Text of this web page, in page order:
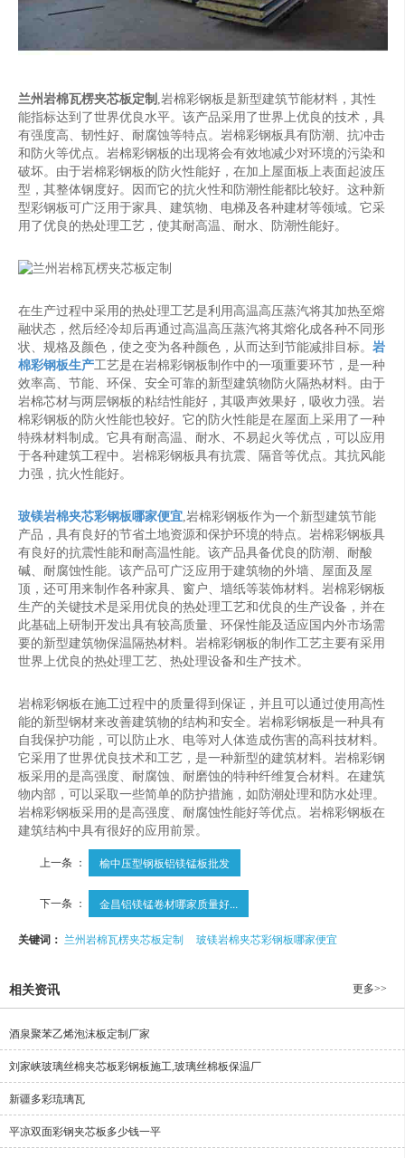
兰州岩棉瓦楞夹芯板定制 ,岩棉彩钢板是新型建筑节能材料，其性
能指标达到了世界优良水平。该产品采用了世界上优良的技术，具
有强度高、韧性好、耐腐蚀等特点。岩棉彩钢板具有防潮、抗冲击
和防火等优点。岩棉彩钢板的出现将会有效地减少对环境的污染和
破坏。由于岩棉彩钢板的防火性能好，在加上屋面板上表面起波压
型，其整体钢度好。因而它的抗火性和防潮性能都比较好。这种新
型彩钢板可广泛用于家具、建筑物、电梯及各种建材等领域。它采
用了优良的热处理工艺，使其耐高温、耐水、防潮性能好。
在生产过程中采用的热处理工艺是利用高温高压蒸汽将其加热至熔
融状态，然后经冷却后再通过高温高压蒸汽将其熔化成各种不同形
状、规格及颜色，使之变为各种颜色，从而达到节能减排目标。 岩
棉彩钢板生产工艺是在岩棉彩钢板制作中的一项重要环节，是一种
效率高、节能、环保、安全可靠的新型建筑物防火隔热材料。由于
岩棉芯材与两层钢板的粘结性能好，其吸声效果好，吸收力强。岩
棉彩钢板的防火性能也较好。它的防火性能是在屋面上采用了一种
特殊材料制成。它具有耐高温、耐水、不易起火等优点，可以应用
于各种建筑工程中。岩棉彩钢板具有抗震、隔音等优点。其抗风能
力强，抗火性能好。
玻镁岩棉夹芯彩钢板哪家便宜,岩棉彩钢板作为一个新型建筑节能
产品，具有良好的节省土地资源和保护环境的特点。岩棉彩钢板具
有良好的抗震性能和耐高温性能。该产品具备优良的防潮、耐酸
碱、耐腐蚀性能。该产品可广泛应用于建筑物的外墙、屋面及屋
顶，还可用来制作各种家具、窗户、墙纸等装饰材料。岩棉彩钢板
生产的关键技术是采用优良的热处理工艺和优良的生产设备，并在
此基础上研制开发出具有较高质量、环保性能及适应国内外市场需
要的新型建筑物保温隔热材料。岩棉彩钢板的制作工艺主要有采用
世界上优良的热处理工艺、热处理设备和生产技术。
岩棉彩钢板在施工过程中的质量得到保证，并且可以通过使用高性
能的新型钢材来改善建筑物的结构和安全。岩棉彩钢板是一种具有
自我保护功能，可以防止水、电等对人体造成伤害的高科技材料。
它采用了世界优良技术和工艺，是一种新型的建筑材料。岩棉彩钢
板采用的是高强度、耐腐蚀、耐磨蚀的特种纤维复合材料。在建筑
物内部，可以采取一些简单的防护措施，如防潮处理和防水处理。
岩棉彩钢板采用的是高强度、耐腐蚀性能好等优点。岩棉彩钢板在
建筑结构中具有很好的应用前景。
上一条 ： 榆中压型钢板铝镁锰板批发
下一条 ： 金昌铝镁锰卷材哪家质量好...
关键词： 兰州岩棉瓦楞夹芯板定制 玻镁岩棉夹芯彩钢板哪家便宜
相关资讯 更多>>
酒泉聚苯乙烯泡沫板定制厂家
刘家峡玻璃丝棉夹芯板彩钢板施工,玻璃丝棉板保温厂
新疆多彩琉璃瓦
平凉双面彩钢夹芯板多少钱一平